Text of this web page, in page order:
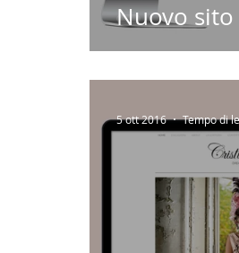
Nuovo sito
5 ott 2016 Tempo di